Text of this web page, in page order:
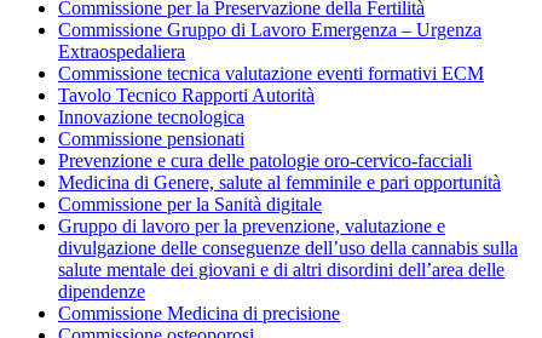
Commissione per la Preservazione della Fertilità
Commissione Gruppo di Lavoro Emergenza – Urgenza
Extraospedaliera
Commissione tecnica valutazione eventi formativi ECM
Tavolo Tecnico Rapporti Autorità
Innovazione tecnologica
Commissione pensionati
Prevenzione e cura delle patologie oro-cervico-facciali
Medicina di Genere, salute al femminile e pari opportunità
Commissione per la Sanità digitale
Gruppo di lavoro per la prevenzione, valutazione e
divulgazione delle conseguenze dell’uso della cannabis sulla
salute mentale dei giovani e di altri disordini dell’area delle
dipendenze
Commissione Medicina di precisione